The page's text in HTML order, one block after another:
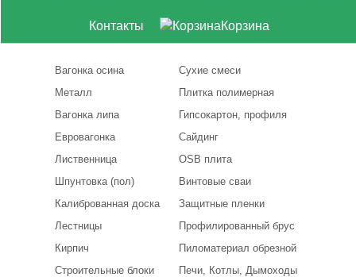
Контакты Корзина
Вагонка осина
Металл
Вагонка липа
Евровагонка
Лиственница
Шпунтовка (пол)
Калиброванная доска
Лестницы
Кирпич
Строительные блоки
Сухие смеси
Плитка полимерная
Гипсокартон, профиля
Сайдинг
OSB плита
Винтовые сваи
Защитные пленки
Профилированный брус
Пиломатериал обрезной
Печи, Котлы, Дымоходы